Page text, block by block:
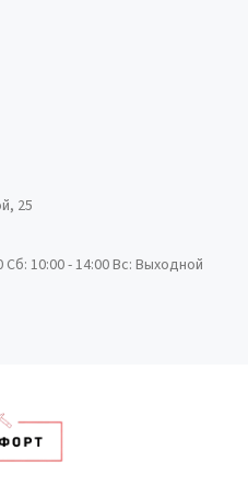
25
Сб: 10:00 - 14:00 Вс: Выходной